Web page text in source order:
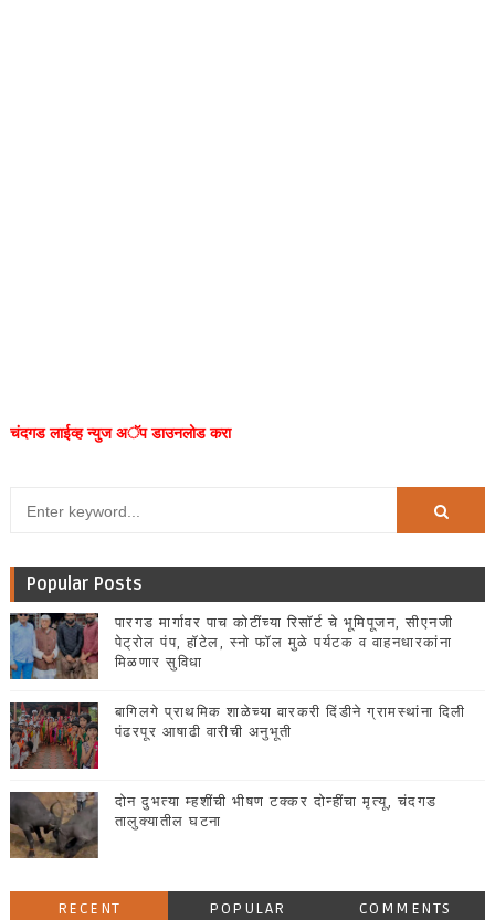
चंदगड लाईव्ह न्युज अॅप डाउनलोड करा
Popular Posts
पारगड मार्गावर पाच कोटींच्या रिसॉर्ट चे भूमिपूजन, सीएनजी
पेट्रोल पंप, हॉटेल, स्नो फॉल मुळे पर्यटक व वाहनधारकांना
मिळणार सुविधा
बागिलगे प्राथमिक शाळेच्या वारकरी दिंडीने ग्रामस्थांना दिली
पंढरपूर आषाढी वारीची अनुभूती
दोन दुभत्या म्हशींची भीषण टक्कर दोन्हींचा मृत्यू, चंदगड
तालुक्यातील घटना
RECENT POPULAR COMMENTS